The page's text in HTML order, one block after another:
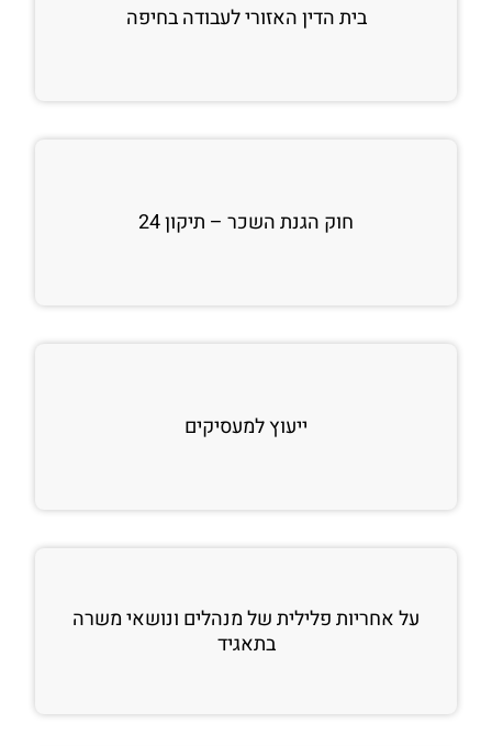
בית הדין האזורי לעבודה בחיפה
חוק הגנת השכר – תיקון 24
ייעוץ למעסיקים
על אחריות פלילית של מנהלים ונושאי משרה
בתאגיד